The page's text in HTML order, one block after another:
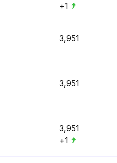
+1
3,951
3,951
3,951
+1